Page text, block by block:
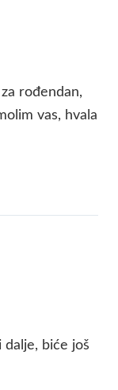
rođendan,
vas, hvala
dalje, biće još